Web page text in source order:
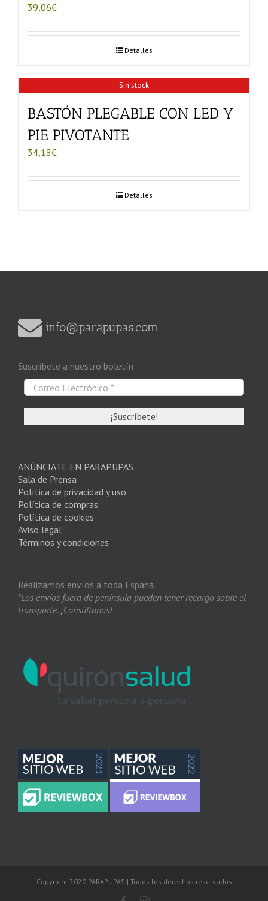
39,06€
Detalles
Sin stock
BASTÓN PLEGABLE CON LED Y
PIE PIVOTANTE
34,18€
Detalles
info@parapupas.com
Suscríbete a nuestro boletín
ANÚNCIATE EN PARAPUPAS
Sala de Prensa
Política de privacidad y uso
Política de compras
Política de cookies
Aviso legal
Términos y condiciones
Realizamos envíos a toda España.
*Los envíos fuera de península pueden tener recargo sobre el
transporte. ¡Consúltanos!
Copyright 2020 PARAPUPAS | Todos los derechos reservados